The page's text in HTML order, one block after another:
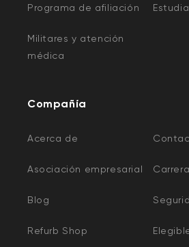
Programa de afiliación
Militares y atención
médica
Compañía
Acerca de
Asociación empresarial
Blog
Refurb Shop